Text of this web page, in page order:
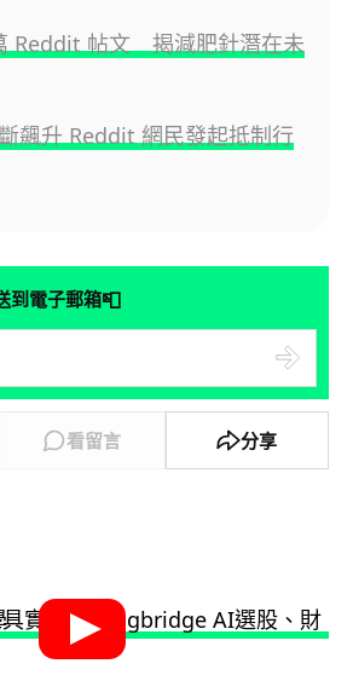
Reddit 帖文 揭減肥針潛在未
飆升 Reddit 網民發起抵制行
到電子郵箱📮
看留言 分享